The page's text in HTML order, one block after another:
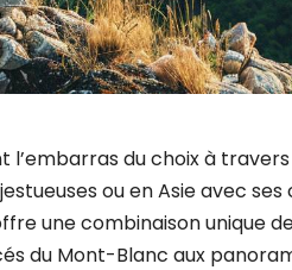
l’embarras du choix à
ou en Asie avec
une combinaison unique
du Mont-Blanc aux